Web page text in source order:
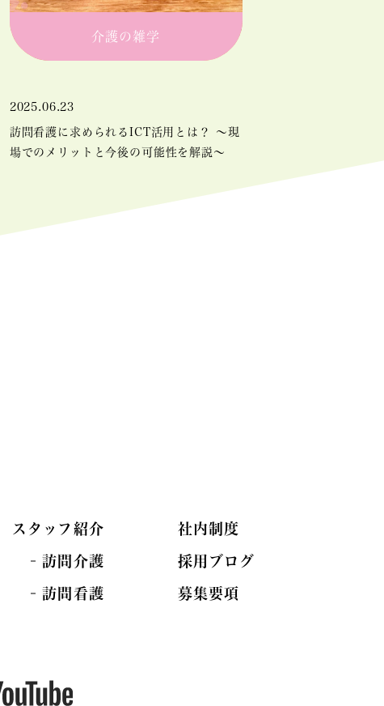
介護の雑学
2025.06.23
訪問看護に求められるICT活用とは？ 〜現
場でのメリットと今後の可能性を解説〜
スタッフ紹介
訪問介護
訪問看護
社内制度
採用ブログ
募集要項